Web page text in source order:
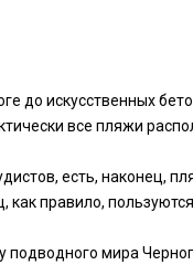
до искусственных
все пляжи
есть, наконец,
правило,
подводного мира